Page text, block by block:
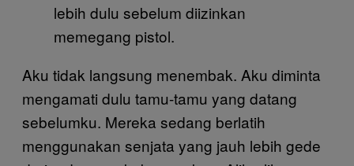
lebih dulu sebelum diizinkan
memegang pistol.
Aku tidak langsung menembak. Aku diminta
mengamati dulu tamu-tamu yang datang
sebelumku. Mereka sedang berlatih
menggunakan senjata yang jauh lebih gede